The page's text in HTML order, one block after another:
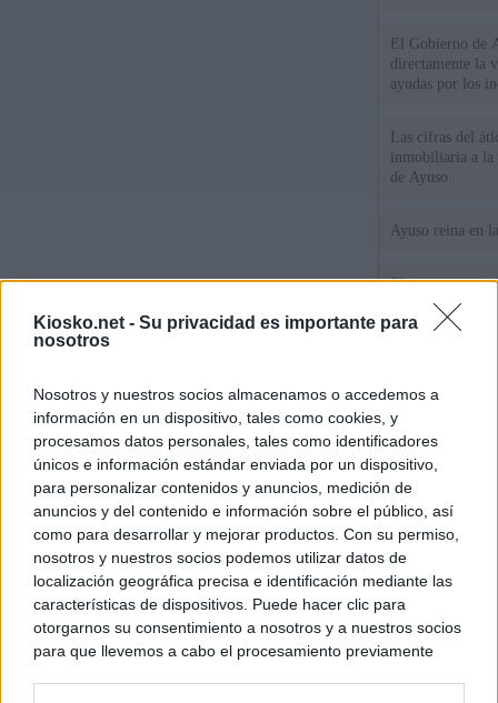
Kiosko.net - Su privacidad es importante para
nosotros
Nosotros y nuestros socios almacenamos o accedemos a
información en un dispositivo, tales como cookies, y
procesamos datos personales, tales como identificadores
únicos e información estándar enviada por un dispositivo,
para personalizar contenidos y anuncios, medición de
anuncios y del contenido e información sobre el público, así
como para desarrollar y mejorar productos. Con su permiso,
nosotros y nuestros socios podemos utilizar datos de
localización geográfica precisa e identificación mediante las
características de dispositivos. Puede hacer clic para
otorgarnos su consentimiento a nosotros y a nuestros socios
para que llevemos a cabo el procesamiento previamente
El Gobierno de
directamente la
ayudas por los
Las cifras del
inmobiliaria a la
de Ayuso
Ayuso reina en
El juez propone
la filtración de
jefa" Ayuso
WhatsApp,
un nuevo cruce
15 de agosto
© Kiosko.net Aviso Legal Privacidad y Cookies